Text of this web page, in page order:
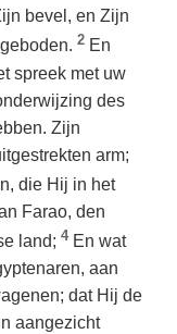
bevel, en Zijn
2 En
spreek met uw
des
Zijn
arm;
die Hij in het
Farao, den
land; 4 En wat
aan
dat Hij de
aangezicht